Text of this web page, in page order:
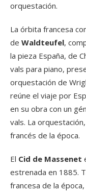
orquestación.
La órbita francesa
de Waldteufel,
la pieza España, de
vals para piano,
orquestación de
reúne el viaje por
en su obra con un
vals. La
francés de la época.
El Cid de Massenet
estrenada en 1885.
francesa de la